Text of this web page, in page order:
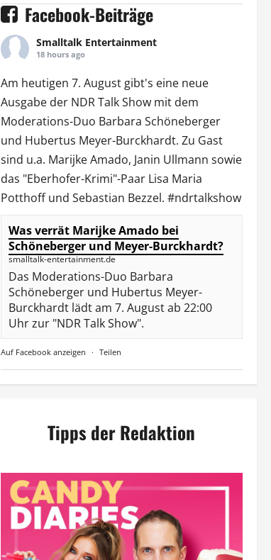
Facebook-Beiträge
Smalltalk Entertainment
18 hours ago
Am heutigen 7. August gibt's eine neue
Ausgabe der NDR Talk Showmit dem
Moderations-Duo Barbara Schöneberger
und Hubertus Meyer-Burckhardt. Zu Gast
sind u.a. Marijke Amado, Janin Ullmann sowie
das "Eberhofer-Krimi"-Paar Lisa Maria
Potthoff und Sebastian Bezzel. #ndrtalkshow
Was verrät Marijke Amado bei
Schöneberger und Meyer-Burckhardt?
smalltalk-entertainment.de
Das Moderations-Duo Barbara
Schöneberger und Hubertus Meyer-
Burckhardt lädt am 7. August ab 22:00
Uhr zur "NDR Talk Show".
Auf Facebook anzeigen · Teilen
Tipps der Redaktion